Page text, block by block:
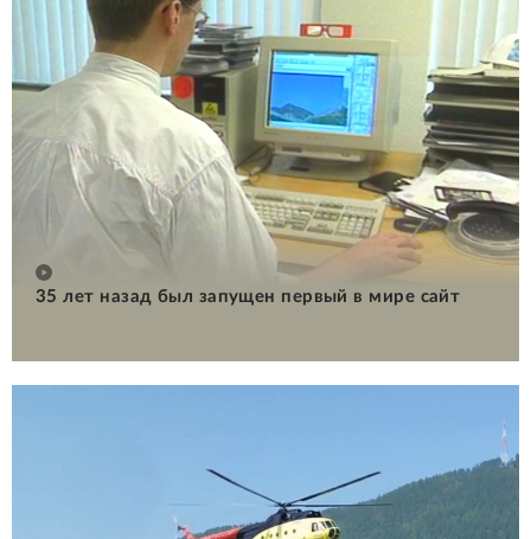
35 лет назад был запущен первый в мире сайт